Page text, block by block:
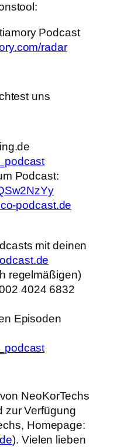
Podcast
radar
uns
Podcast:
podcast.de
mit deinen
regelmäßigen)
4024 6832
Episoden
NeoKorTechs
zur Verfügung
Homepage:
). Vielen lieben